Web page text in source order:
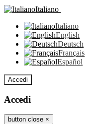
Italiano
Italiano
English
Deutsch
Français
Español
Accedi
Accedi
button close ×